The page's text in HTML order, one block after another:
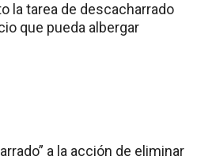
la tarea de descacharrado
que pueda albergar
a la acción de eliminar